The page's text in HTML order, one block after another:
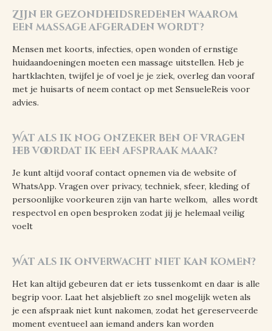
Zijn er gezondheidsredenen waarom
een massage afgeraden wordt?
Mensen met koorts, infecties, open wonden of ernstige
huidaandoeningen moeten een massage uitstellen. Heb je
hartklachten, twijfel je of voel je je ziek, overleg dan vooraf
met je huisarts of neem contact op met SensueleReis voor
advies.
Wat als ik nog onzeker ben of vragen
heb voordat ik een afspraak maak?
Je kunt altijd vooraf contact opnemen via de website of
WhatsApp. Vragen over privacy, techniek, sfeer, kleding of
persoonlijke voorkeuren zijn van harte welkom, alles wordt
respectvol en open besproken zodat jij je helemaal veilig
voelt
Wat als ik onverwacht niet kan komen?
Het kan altijd gebeuren dat er iets tussenkomt en daar is alle
begrip voor. Laat het alsjeblieft zo snel mogelijk weten als
je een afspraak niet kunt nakomen, zodat het gereserveerde
moment eventueel aan iemand anders kan worden